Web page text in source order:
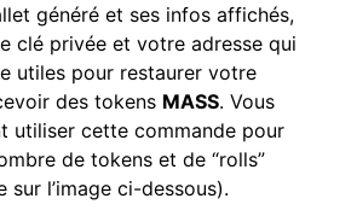
généré et ses infos affichés,
clé privée et votre adresse qui
utiles pour restaurer votre
des tokens MASS. Vous
utiliser cette commande pour
de tokens et de “rolls”
sur l’image ci-dessous).